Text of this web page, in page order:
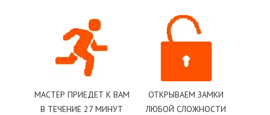
МАСТЕР ПРИЕДЕТ К ВАМ
В ТЕЧЕНИЕ 27 МИНУТ
ОТКРЫВАЕМ ЗАМКИ
ЛЮБОЙ СЛОЖНОСТИ